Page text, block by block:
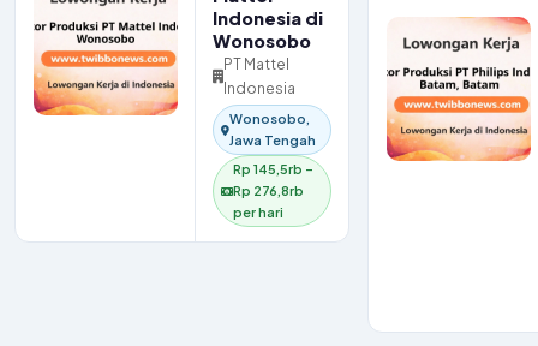
Indonesia di
Wonosobo
PT Mattel
Indonesia
Wonosobo,
Jawa Tengah
Rp 145,5rb –
Rp 276,8rb
per hari